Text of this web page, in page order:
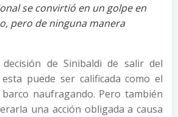
se convirtió en un golpe en
pero de ninguna manera
decisión de Sinibaldi de salir del
puede ser calificada como el
naufragando. Pero también
una acción obligada a causa